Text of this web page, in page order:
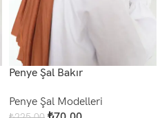
Penye Şal Bakır
Penye Şal Modelleri